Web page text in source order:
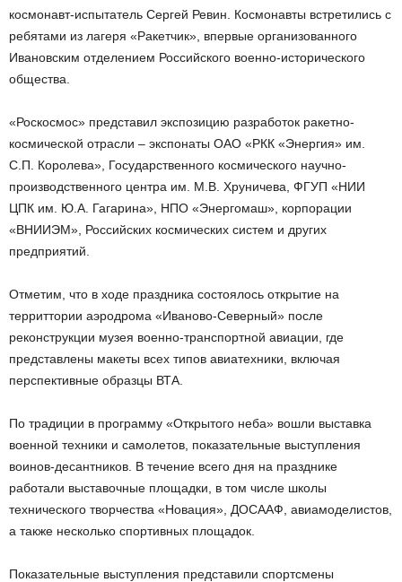
космонавт-испытатель Сергей Ревин. Космонавты встретились с
ребятами из лагеря «Ракетчик», впервые организованного
Ивановским отделением Российского военно-исторического
общества.
«Роскосмос» представил экспозицию разработок ракетно-
космической отрасли – экспонаты ОАО «РКК «Энергия» им.
С.П. Королева», Государственного космического научно-
производственного центра им. М.В. Хруничева, ФГУП «НИИ
ЦПК им. Ю.А. Гагарина», НПО «Энергомаш», корпорации
«ВНИИЭМ», Российских космических систем и других
предприятий.
Отметим, что в ходе праздника состоялось открытие на
территтории аэродрома «Иваново-Северный» после
реконструкции музея военно-транспортной авиации, где
представлены макеты всех типов авиатехники, включая
перспективные образцы ВТА.
По традиции в программу «Открытого неба» вошли выставка
военной техники и самолетов, показательные выступления
воинов-десантников. В течение всего дня на празднике
работали выставочные площадки, в том числе школы
технического творчества «Новация», ДОСААФ, авиамоделистов,
а также несколько спортивных площадок.
Показательные выступления представили спортсмены